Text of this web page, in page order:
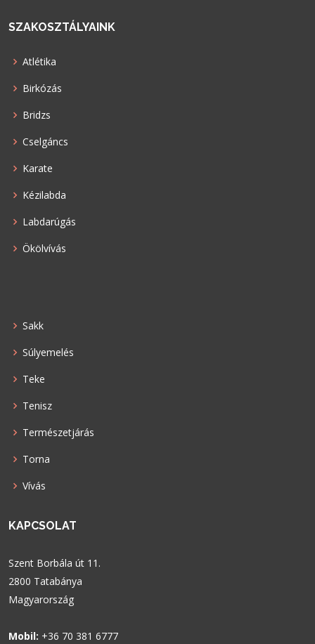
SZAKOSZTÁLYAINK
Atlétika
Birkózás
Bridzs
Cselgáncs
Karate
Kézilabda
Labdarúgás
Ökölvívás
Sakk
Súlyemelés
Teke
Tenisz
Természetjárás
Torna
Vívás
KAPCSOLAT
Szent Borbála út 11.
2800 Tatabánya
Magyarország
Mobil: +36 70 381 6777